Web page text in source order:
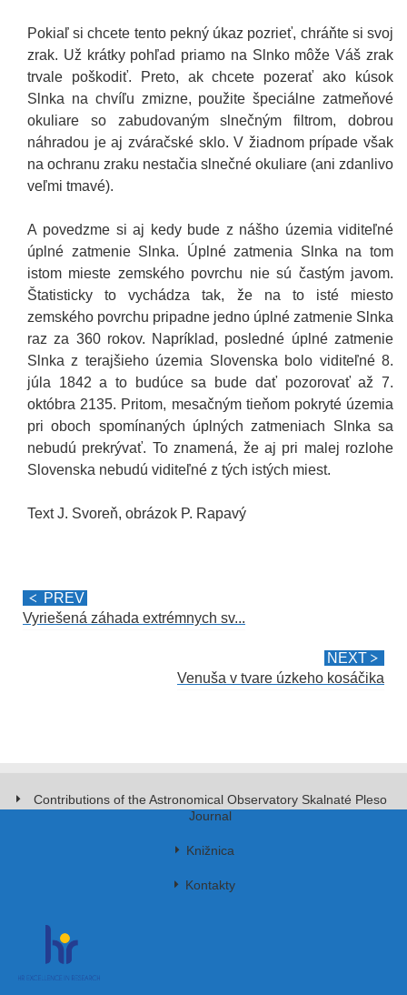
Pokiaľ si chcete tento pekný úkaz pozrieť, chráňte si svoj
zrak. Už krátky pohľad priamo na Slnko môže Váš zrak
trvale poškodiť. Preto, ak chcete pozerať ako kúsok
Slnka na chvíľu zmizne, použite špeciálne zatmeňové
okuliare so zabudovaným slnečným filtrom, dobrou
náhradou je aj zváračské sklo. V žiadnom prípade však
na ochranu zraku nestačia slnečné okuliare (ani zdanlivo
veľmi tmavé).
A povedzme si aj kedy bude z nášho územia viditeľné
úplné zatmenie Slnka. Úplné zatmenia Slnka na tom
istom mieste zemského povrchu nie sú častým javom.
Štatisticky to vychádza tak, že na to isté miesto
zemského povrchu pripadne jedno úplné zatmenie Slnka
raz za 360 rokov. Napríklad, posledné úplné zatmenie
Slnka z terajšieho územia Slovenska bolo viditeľné 8.
júla 1842 a to budúce sa bude dať pozorovať až 7.
októbra 2135. Pritom, mesačným tieňom pokryté územia
pri oboch spomínaných úplných zatmeniach Slnka sa
nebudú prekrývať. To znamená, že aj pri malej rozlohe
Slovenska nebudú viditeľné z tých istých miest.
Text J. Svoreň, obrázok P. Rapavý
PREV
Vyriešená záhada extrémnych sv...
NEXT
Venuša v tvare úzkeho kosáčika
Contributions of the Astronomical Observatory Skalnaté Pleso
Journal
Knižnica
Kontakty